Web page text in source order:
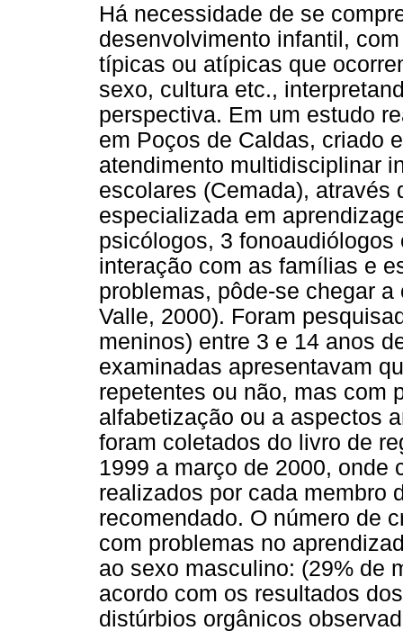
Há necessidade de se
desenvolvimento infantil,
típicas ou atípicas que
sexo, cultura etc.,
perspectiva. Em um estudo
em Poços de Caldas, criado
atendimento multidisciplinar
escolares (Cemada), através
especializada em
psicólogos, 3
interação com as famílias e
problemas, pôde-se chegar
Valle, 2000). Foram
meninos) entre 3 e 14 anos
examinadas apresentavam
repetentes ou não, mas com
alfabetização ou a aspectos
foram coletados do livro de
1999 a março de 2000, onde
realizados por cada membro
recomendado. O número de
com problemas no
ao sexo masculino: (29% de
acordo com os resultados
distúrbios orgânicos